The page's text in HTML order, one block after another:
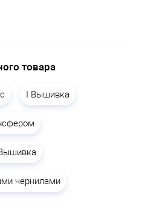
товара
I Вышивка
чернилами